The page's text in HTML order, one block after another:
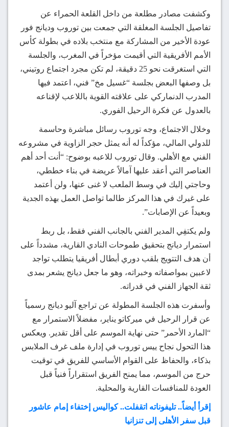
وكشفت مصادر مطلعة من داخل القلعة الحمراء عن
تفاصيل الجلسة المغلقة التي جمعت بين توروب وديانج فور
عودة الأخير من المشاركة مع منتخب بلاده في بطولة كأس
الأمم الأفريقية التي أقيمت مؤخراً في المغرب، والجلسة
التي استغرقت نحو 25 دقيقة، لم تكن مجرد اجتماع روتيني،
بل وصفها البعض بجلسة “غسيل مخ” فني، اعتمد فيها
المدرب الدنماركي على علاقته القوية باللاعب لإقناعه
بالعدول عن فكرة الرحيل الفوري.
وخلال الاجتماع، وجه توروب رسائل مباشرة وحاسمة
للدولي المالي، مؤكداً له أنه يمثل حجر الزاوية في مشروعه
الفني مع الأهلي. وقال توروب للاعبه بوضوح: “أنت أحد أهم
العناصر التي أعقد عليها آمالاً عريضة في بناء خططي،
وحاجتي إليك في وسط الملعب لا غنى عنها، ولن أعتمد
على غيرك في هذا المركز طالما تواصل العمل بهذه الجدية
وبعيداً عن الإصابات”.
ولم يكتفِي المدير الفني بالجانب الفني فقط، بل ربط
استمرار ديانج بتحقيق طموحات النادي القارية، مشدداً على
أن هدف التتويج بلقب دوري أبطال أفريقيا يتطلب تواجد
لاعبين بمواصفاته وخبراته، وهو ما جعل ديانج يشعر بمدى
ثقة الجهاز الفني في قدراته.
وأسفرت هذه الجلسة المطولة عن تراجع آليو ديانج رسمياً
عن قرار الرحيل في ميركاتو يناير، مفضلاً الاستمرار مع
“المارد الأحمر” حتى نهاية الموسم على أقل تقدير. ويعكس
هذا التحول نجاح ييس توروب في إدارة ملف غرف الملابس
بذكاء، والحفاظ على القوام الأساسي للفريق في توقيت
حرج من الموسم، مما يمنح الفريق استقراراً فنياً قبل
العودة للمنافسات القارية والمحلية.
إقرأ أيضاً.. تليفوناته اتقفلت.. كواليس إختفاء إمام عاشور
قبل سفر الأهلى إلى تنزانيا